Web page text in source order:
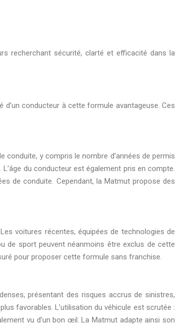
recherchant sécurité, clarté et efficacité dans la
conducteur à cette formule avantageuse. Ces
conduite, y compris le nombre d’années de permis
du conducteur est également pris en compte.
de conduite. Cependant, la Matmut propose des
voitures récentes, équipées de technologies de
de sport peuvent néanmoins être exclus de cette
pour proposer cette formule sans franchise.
présentant des risques accrus de sinistres,
favorables. L’utilisation du véhicule est scrutée :
vu d’un bon œil. La Matmut adapte ainsi son